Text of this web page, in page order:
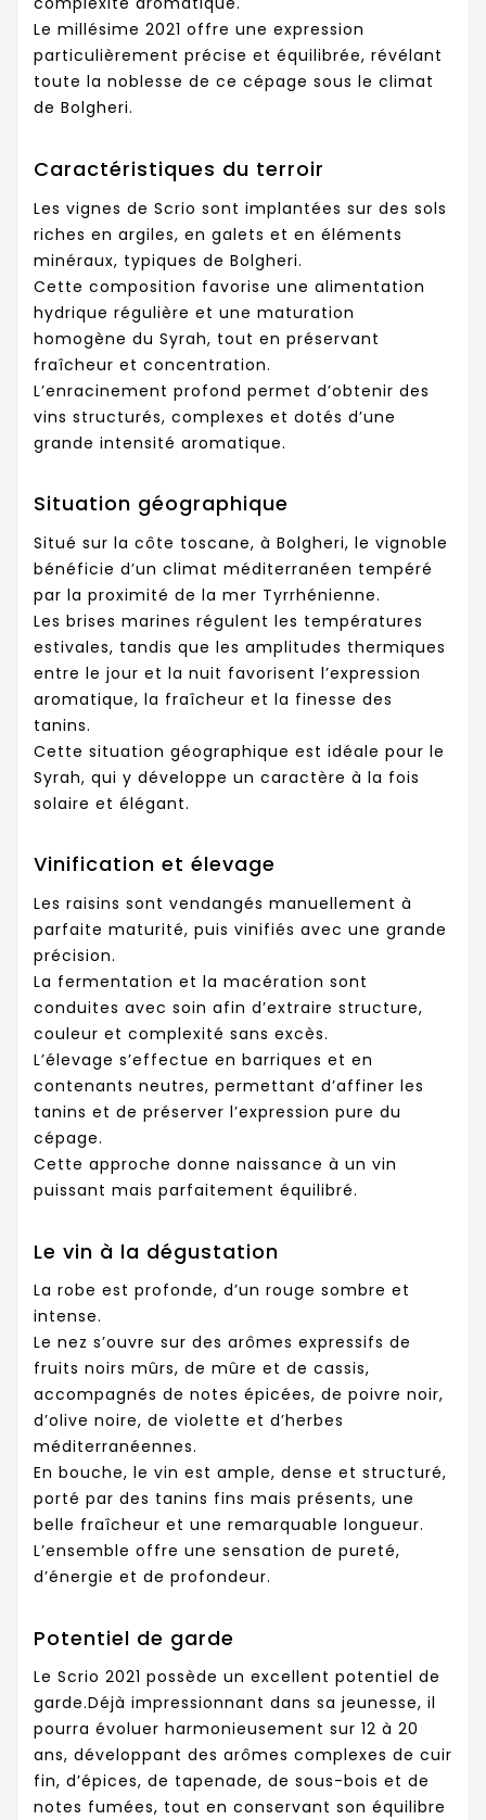
Le millésime 2021 offre une expression
particulièrement précise et équilibrée, révélant
toute la noblesse de ce cépage sous le climat
de Bolgheri.
Caractéristiques du terroir
Les vignes de Scrio sont implantées sur des sols
riches en argiles, en galets et en éléments
minéraux, typiques de Bolgheri.
Cette composition favorise une alimentation
hydrique régulière et une maturation
homogène du Syrah, tout en préservant
fraîcheur et concentration.
L’enracinement profond permet d’obtenir des
vins structurés, complexes et dotés d’une
grande intensité aromatique.
Situation géographique
Situé sur la côte toscane, à Bolgheri, le vignoble
bénéficie d’un climat méditerranéen tempéré
par la proximité de la mer Tyrrhénienne.
Les brises marines régulent les températures
estivales, tandis que les amplitudes thermiques
entre le jour et la nuit favorisent l’expression
aromatique, la fraîcheur et la finesse des
tanins.
Cette situation géographique est idéale pour le
Syrah, qui y développe un caractère à la fois
solaire et élégant.
Vinification et élevage
Les raisins sont vendangés manuellement à
parfaite maturité, puis vinifiés avec une grande
précision.
La fermentation et la macération sont
conduites avec soin afin d’extraire structure,
couleur et complexité sans excès.
L’élevage s’effectue en barriques et en
contenants neutres, permettant d’affiner les
tanins et de préserver l’expression pure du
cépage.
Cette approche donne naissance à un vin
puissant mais parfaitement équilibré.
Le vin à la dégustation
La robe est profonde, d’un rouge sombre et
intense.
Le nez s’ouvre sur des arômes expressifs de
fruits noirs mûrs, de mûre et de cassis,
accompagnés de notes épicées, de poivre noir,
d’olive noire, de violette et d’herbes
méditerranéennes.
En bouche, le vin est ample, dense et structuré,
porté par des tanins fins mais présents, une
belle fraîcheur et une remarquable longueur.
L’ensemble offre une sensation de pureté,
d’énergie et de profondeur.
Potentiel de garde
Le Scrio 2021 possède un excellent potentiel de
garde.Déjà impressionnant dans sa jeunesse, il
pourra évoluer harmonieusement sur 12 à 20
ans, développant des arômes complexes de cuir
fin, d’épices, de tapenade, de sous-bois et de
notes fumées, tout en conservant son équilibre